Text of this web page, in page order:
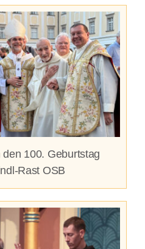
100. Geburtstag
Rast OSB